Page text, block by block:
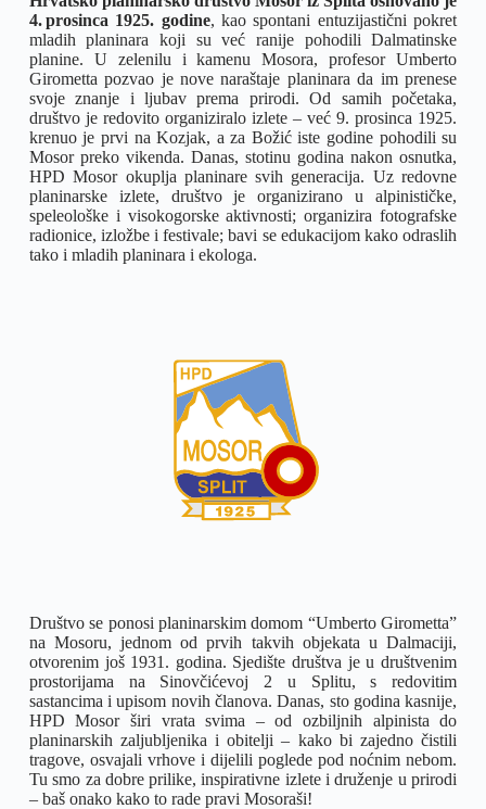
4. prosinca 1925. godine, kao spontani entuzijastični pokret
mladih planinara koji su već ranije pohodili Dalmatinske
planine. U zelenilu i kamenu Mosora, profesor Umberto
Girometta pozvao je nove naraštaje planinara da im prenese
svoje znanje i ljubav prema prirodi. Od samih početaka,
društvo je redovito organiziralo izlete – već 9. prosinca 1925.
krenuo je prvi na Kozjak, a za Božić iste godine pohodili su
Mosor preko vikenda. Danas, stotinu godina nakon osnutka,
HPD Mosor okuplja planinare svih generacija. Uz redovne
planinarske izlete, društvo je organizirano u alpinističke,
speleološke i visokogorske aktivnosti; organizira fotografske
radionice, izložbe i festivale; bavi se edukacijom kako odraslih
tako i mladih planinara i ekologa.
Društvo se ponosi planinarskim domom “Umberto Girometta”
na Mosoru, jednom od prvih takvih objekata u Dalmaciji,
otvorenim još 1931. godina. Sjedište društva je u društvenim
prostorijama na Sinovčićevoj 2 u Splitu, s redovitim
sastancima i upisom novih članova. Danas, sto godina kasnije,
HPD Mosor širi vrata svima – od ozbiljnih alpinista do
planinarskih zaljubljenika i obitelji – kako bi zajedno čistili
tragove, osvajali vrhove i dijelili poglede pod noćnim nebom.
Tu smo za dobre prilike, inspirativne izlete i druženje u prirodi
– baš onako kako to rade pravi Mosoraši!